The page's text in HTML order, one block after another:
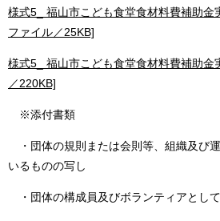
様式5_ 福山市こども食堂食材料費補助金
ファイル／25KB]
様式5_ 福山市こども食堂食材料費補助金
／220KB]
※添付書類
・団体の規則または会則等、組織及び
いるものの写し
・団体の構成員及びボランティアとし